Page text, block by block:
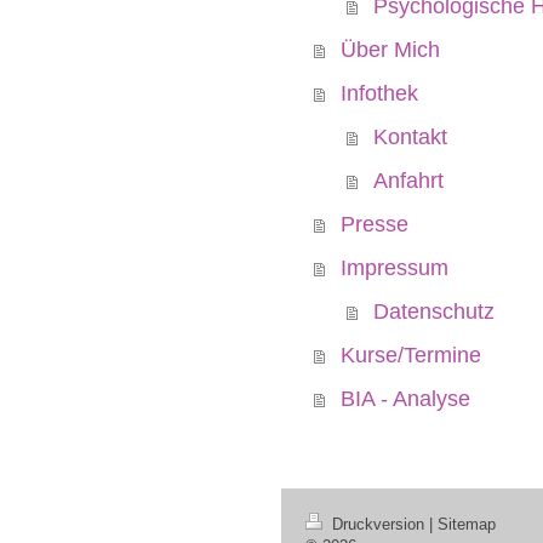
Psychologische
Über Mich
Infothek
Kontakt
Anfahrt
Presse
Impressum
Datenschutz
Kurse/Termine
BIA - Analyse
Druckversion
Sitemap